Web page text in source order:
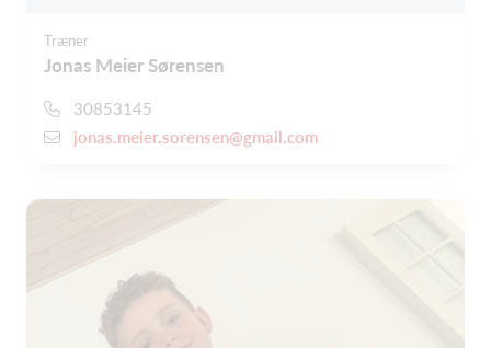
Træner
Jonas Meier Sørensen
30853145
jonas.meier.sorensen@gmail.com